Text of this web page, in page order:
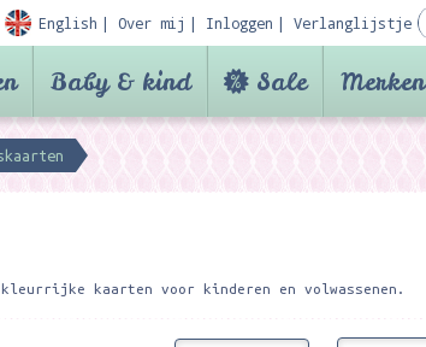
English Over mij Inloggen Verlanglijstje
Baby & kind Sale Merken
kaarten voor kinderen en volwassenen.